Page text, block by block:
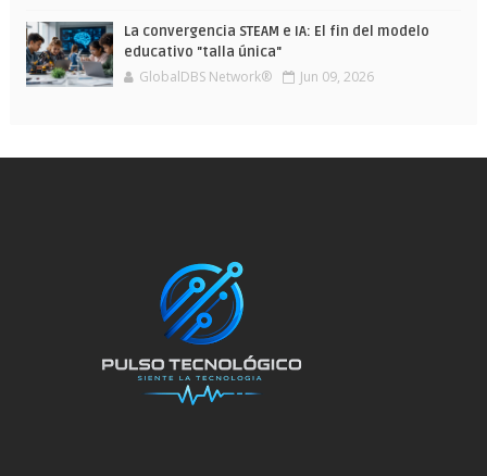
La convergencia STEAM e IA: El fin del modelo
educativo "talla única"
GlobalDBS Network® Jun 09, 2026